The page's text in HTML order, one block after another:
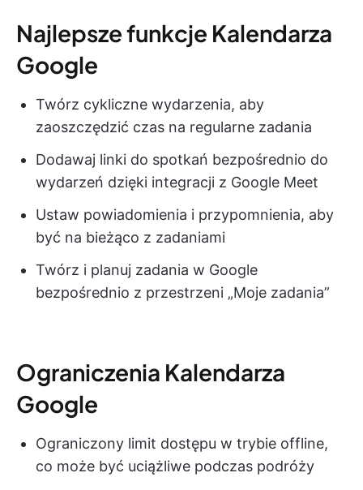
Najlepsze funkcje Kalendarza
Google
Twórz cykliczne wydarzenia, aby
zaoszczędzić czas na regularne zadania
Dodawaj linki do spotkań bezpośrednio do
wydarzeń dzięki integracji z Google Meet
Ustaw powiadomienia i przypomnienia, aby
być na bieżąco z zadaniami
Twórz i planuj zadania w Google
bezpośrednio z przestrzeni „Moje zadania”
Ograniczenia Kalendarza
Google
Ograniczony limit dostępu w trybie offline,
co może być uciążliwe podczas podróży